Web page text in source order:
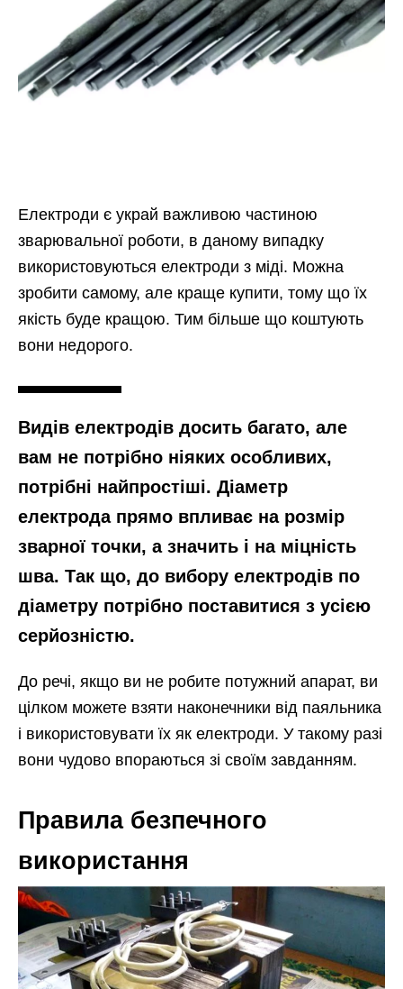
Електроди є украй важливою частиною
зварювальної роботи, в даному випадку
використовуються електроди з міді. Можна
зробити самому, але краще купити, тому що їх
якість буде кращою. Тим більше що коштують
вони недорого.
Видів електродів досить багато, але
вам не потрібно ніяких особливих,
потрібні найпростіші. Діаметр
електрода прямо впливає на розмір
зварної точки, а значить і на міцність
шва. Так що, до вибору електродів по
діаметру потрібно поставитися з усією
серйозністю.
До речі, якщо ви не робите потужний апарат, ви
цілком можете взяти наконечники від паяльника
і використовувати їх як електроди. У такому разі
вони чудово впораються зі своїм завданням.
Правила безпечного
використання